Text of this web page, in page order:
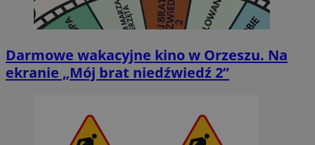
Darmowe wakacyjne kino w Orzeszu. Na
ekranie „Mój brat niedźwiedź 2”